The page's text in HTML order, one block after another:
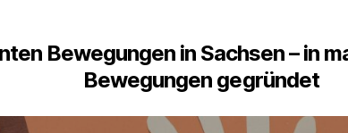
Bewegungen in Sachsen – in
Bewegungen gegründet